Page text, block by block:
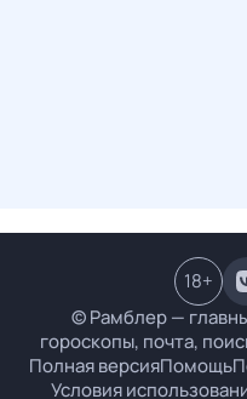
© Рамблер —
гороскопы, почта,
Полная версияПомощь
Условия
18+